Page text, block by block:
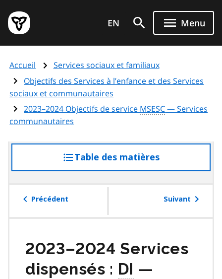
au
contenu
principal
Page
d'accueil
de
l'Ontario
EN Menu
Accueil
Services sociaux et familiaux
Objectifs des Services à l’enfance et des Services
sociaux et communautaires
2023–2024 Objectifs de service MSESC— Services
communautaires
Table des matières
à
table
Précédent Suivant
2023–2024 Services
dispensés : DI —